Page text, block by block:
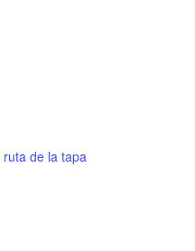
ruta de la tapa